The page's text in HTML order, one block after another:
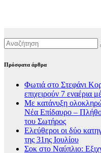
Πρόσφατα άρθρα
Φωτιά στο Στεφάνι
επιχειρούν 7 εναέρια
Με κατάνυξη
Νέα Επίδαυρο –
του Σωτήρος
Ελεύθεροι οι δύο
της 31ης Ιουλίου
Σοκ στο Ναύπλιο: